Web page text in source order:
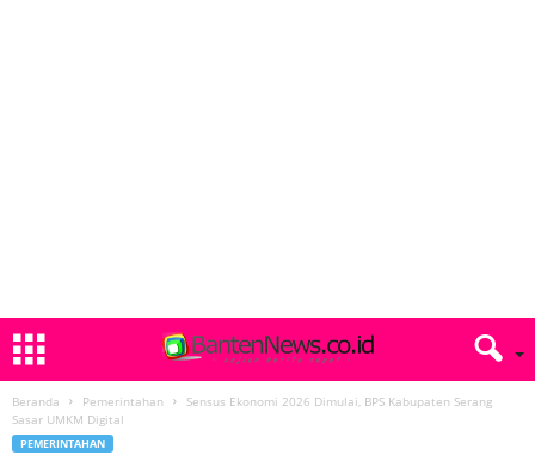
Beranda Pemerintahan
Sensus Ekonomi 2026 Dimulai, BPS Kabupaten Serang
Sasar UMKM Digital
PEMERINTAHAN